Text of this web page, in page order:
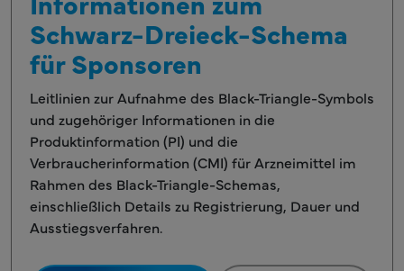
Schwarz-Dreieck-Schema
für Sponsoren
Leitlinien zur Aufnahme des Black-Triangle-Symbols
und zugehöriger Informationen in die
Produktinformation (PI) und die
Verbraucherinformation (CMI) für Arzneimittel im
Rahmen des Black-Triangle-Schemas,
einschließlich Details zu Registrierung, Dauer und
Ausstiegsverfahren.